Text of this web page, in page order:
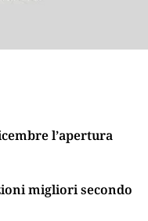
l’apertura
migliori secondo